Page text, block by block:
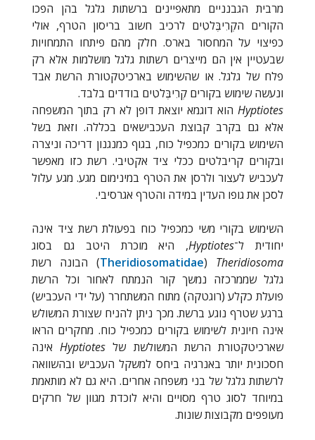
מרבית הגבנניים מתאפיינים ברשתות גלגל בהן הפכו
הקורים הקְרִיבֶּלטִים לרכיב חשוב בריסון הטרף, אולי
כפיצוי על המחסור בארס. חלק מהם פיתחו התמחויות
שבעטיין אין הם מייצרים רשתות גלגל מושלמות אלא רק
פלח של גלגל. או שהשימוש בארכיטקטורת הרשת אבד
ונעשה שימוש בקורים קְרִיבֶּלטִים בודדים בלבד.
Hyptiotes הוא דוגמא יוצאת דופן לא רק בתוך המשפחה
אלא גם בקרב קבוצת העכבישאים בכללה. וזאת בשל
השימוש בקורים כמכפיל כוח, בגוף כמנגנון דריכה וניצרה
ובקורים קריבלטים ככלי ציד אקטיבי. רשת כזו מאפשר
לעכביש לעצור ולרסן את הטרף במינימום מגע. מגע עלול
לסכן את גופו העדין במידה והטרף אגרסיבי.
השימוש בקורי משי כמכפיל כוח בפעולת רשת ציד אינה
יחודית ל־Hyptiotes, היא מוכרת היטב גם בסוג
Theridiosoma
(
Theridiosomatidae) הבונה רשת
גלגל שממרכזה נמשך קור הנמתח לאחור וכל הרשת
פועלת כקלע (רוגטקה) מתוח המשתחרר (על ידי העכביש)
ברגע שטרף נוגע ברשת. מכך ניתן להניח שצורת המשולש
אינה חיונית לשימוש בקורים כמכפיל כוח. מחקרים הראו
שארכיטקטורת הרשת המשולשת של Hyptiotesאינה
חסכונית יותר באנרגיה ביחס למשקל העכביש ובהשוואה
לרשתות גלגל של בני משפחה אחרים. היא גם לא מותאמת
במיוחד לסוג טרף מסויים והיא לוכדת מגוון של חרקים
מעופפים מקבוצות שונות.